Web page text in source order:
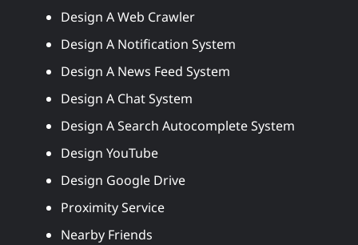
Design A Web Crawler
Design A Notification System
Design A News Feed System
Design A Chat System
Design A Search Autocomplete System
Design YouTube
Design Google Drive
Proximity Service
Nearby Friends